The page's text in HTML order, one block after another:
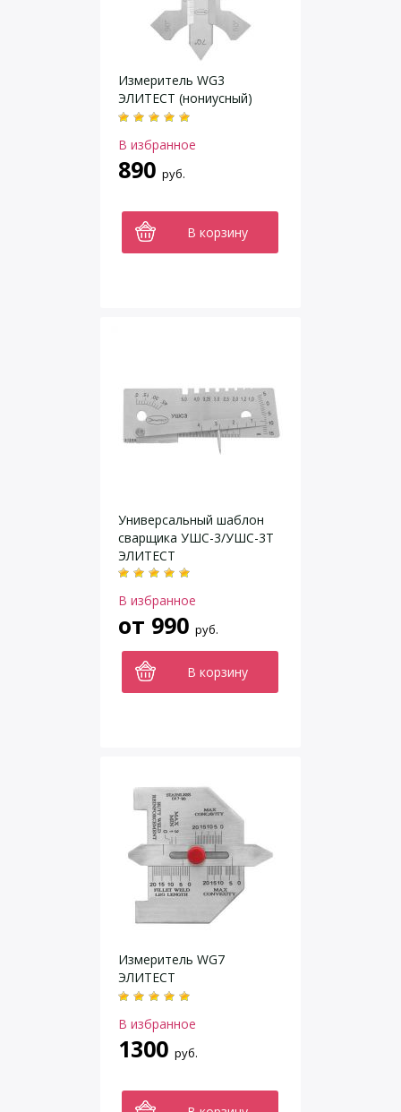
Измеритель WG3
ЭЛИТЕСТ (нониусный)
В избранное
890 руб.
В корзину
Универсальный шаблон
сварщика УШС-3/УШС-3Т
ЭЛИТЕСТ
В избранное
от 990 руб.
В корзину
Измеритель WG7
ЭЛИТЕСТ
В избранное
1300 руб.